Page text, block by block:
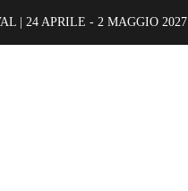
| 24 APRILE - 2 MAGGIO 2027